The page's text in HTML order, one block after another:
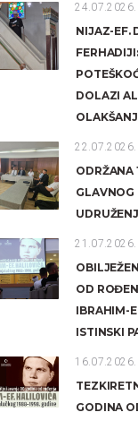
24.07.2026.
NIJAZ-EF.
DOLAZI
22.07.2026.
ODRŽANA
GLAVNOG
21.07.2026.
OD
IBRAHIM-
ISTINSKI
16.07.2026.
GODINA